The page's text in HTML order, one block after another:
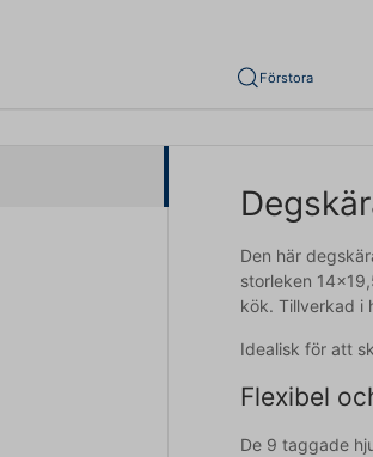
Förstora
Den här
storleken
kök. Tillverkad i
Idealisk för att
Flexibel
De 9 taggade